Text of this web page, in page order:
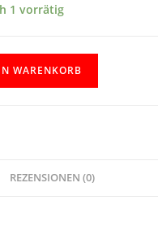
1 vorrätig
WARENKORB
REZENSIONEN (0)